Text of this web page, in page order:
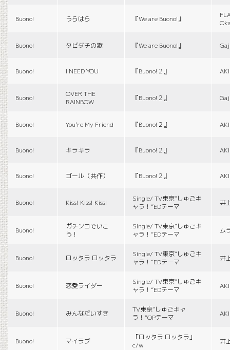
Buono! うらはら 『We are Buono!』
Buono! タビダチの歌 『We are Buono!』
Buono! I NEED YOU 『Buono!２』
Buono!
OVER THE
RAINBOW
『Buono!２』
Buono! You're My Friend 『Buono!２』
Buono! キラキラ 『Buono!２』
Buono! ゴール（共作） 『Buono!２』
Buono! Kiss! Kiss! Kiss!
Single/ TV東京“しゅごキ
ャラ！”EDテーマ
井
Buono!
ガチンコでいこ
う！
Single/ TV東京“しゅごキ
ャラ！”EDテーマ
ム
Buono! ロッタラ ロッタラ
Single/ TV東京“しゅごキ
ャラ！”EDテーマ
井
Buono! 恋愛ライダー
Single/ TV東京“しゅごキ
ャラ！”EDテーマ
Buono! みんなだいすき
TV東京“しゅごキャ
ラ！”OPテーマ
Buono! マイラブ
「ロッタラ ロッタラ」
c/w
井